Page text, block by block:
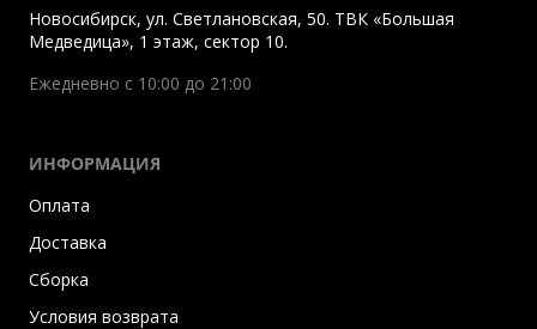
Новосибирск, ул. Светлановская, 50. ТВК «Большая
Медведица», 1 этаж, сектор 10.
Ежедневно с 10:00 до 21:00
ИНФОРМАЦИЯ
Оплата
Доставка
Сборка
Условия возврата